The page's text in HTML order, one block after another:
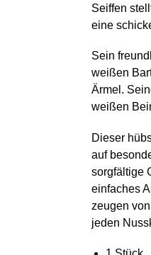
Seiffen
eine
Sein
weißen
Ärmel.
weißen
Dieser
auf
sorgfältige
einfaches
zeugen
jeden